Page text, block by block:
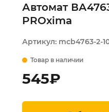
Автомат
PROxima
Артикул: mcb4763-2-
Товар в наличии
545₽